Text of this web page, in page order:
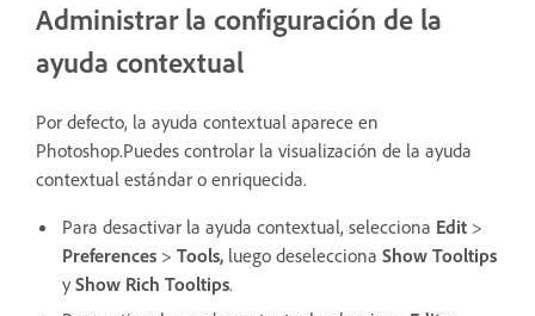
Administrar la configuración de la
ayuda contextual
Por defecto, la ayuda contextual aparece en
Photoshop.Puedes controlar la visualización de la ayuda
contextual estándar o enriquecida.
Para desactivar la ayuda contextual, selecciona Edit >
Preferences > Tools, luego deselecciona Show Tooltips
y Show Rich Tooltips.